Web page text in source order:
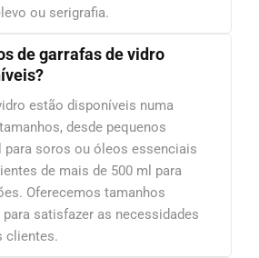
ou serigrafia.
de garrafas de vidro
estão disponíveis numa
desde pequenos
para soros ou óleos essenciais
de mais de 500 ml para
Oferecemos tamanhos
satisfazer as necessidades
clientes.